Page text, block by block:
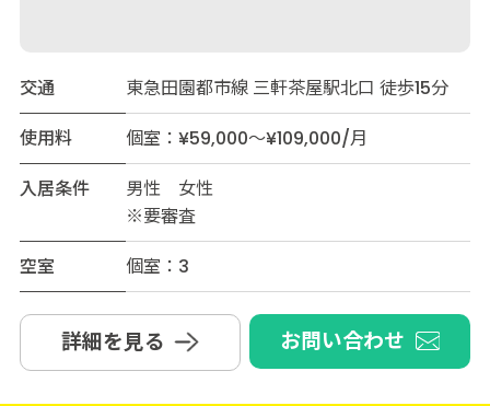
交通
東急田園都市線 三軒茶屋駅北口 徒歩15分
使用料
個室：¥59,000～¥109,000/月
入居条件
男性 女性
※要審査
空室
個室：3
詳細を見る お問い合わせ